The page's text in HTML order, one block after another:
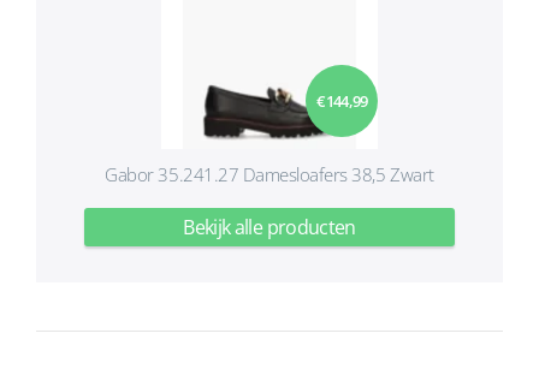
€ 144,99
Gabor 35.241.27 Damesloafers 38,5 Zwart
Bekijk alle producten